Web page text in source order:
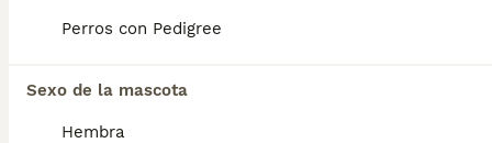
Perros con Pedigree
Sexo de la mascota
Hembra
salud del Black and Tan Coonhound es la
pueden convertirse en problemas.